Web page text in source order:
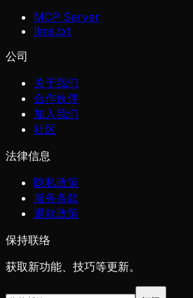
MCP Server
llms.txt
公司
关于我们
合作伙伴
加入我们
社区
法律信息
隐私政策
服务条款
退款政策
保持联络
获取新功能、技巧等更新。